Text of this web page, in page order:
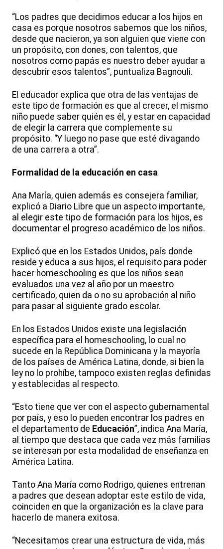
“Los padres que decidimos educar a los hijos en
casa es porque nosotros sabemos que los niños,
desde que nacieron, ya son alguien que viene con
un propósito, con dones, con talentos, que
nosotros como papás es nuestro deber ayudar a
descubrir esos talentos”, puntualiza Bagnouli.
El educador explica que otra de las ventajas de
este tipo de formación es que al crecer, el mismo
niño puede saber quién es él, y estar en capacidad
de elegir la carrera que complemente su
propósito. “Y luego no pase que esté divagando
de una carrera a otra”.
Formalidad de la educación en casa
Ana María, quien además es consejera familiar,
explicó a Diario Libre que un aspecto importante,
al elegir este tipo de formación para los hijos, es
documentar el progreso académico de los niños.
Explicó que en los Estados Unidos, país donde
reside y educa a sus hijos, el requisito para poder
hacer homeschooling es que los niños sean
evaluados una vez al año por un maestro
certificado, quien da o no su aprobación al niño
para pasar al siguiente grado escolar.
En los Estados Unidos existe una legislación
específica para el homeschooling, lo cual no
sucede en la República Dominicana y la mayoría
de los países de América Latina, donde, si bien la
ley no lo prohíbe, tampoco existen reglas definidas
y establecidas al respecto.
“Esto tiene que ver con el aspecto gubernamental
por país, y eso lo pueden encontrar los padres en
el departamento de Educación”, indica Ana María,
al tiempo que destaca que cada vez más familias
se interesan por esta modalidad de enseñanza en
América Latina.
Tanto Ana María como Rodrigo, quienes entrenan
a padres que desean adoptar este estilo de vida,
coinciden en que la organización es la clave para
hacerlo de manera exitosa.
“Necesitamos crear una estructura de vida, más